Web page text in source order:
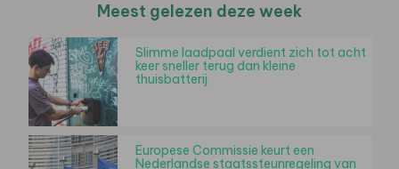
Meest gelezen deze week
Slimme laadpaal verdient zich tot acht
keer sneller terug dan kleine
thuisbatterij
Europese Commissie keurt een
Nederlandse staatssteunregeling van